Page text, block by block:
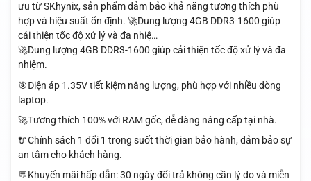
ưu từ SKhynix, sản phẩm đảm bảo khả năng tương thích phù
hợp và hiệu suất ổn định. 🚀Dung lượng 4GB DDR3-1600 giúp
cải thiện tốc độ xử lý và đa nhiệ…
🚀Dung lượng 4GB DDR3-1600 giúp cải thiện tốc độ xử lý và đa
nhiệm.
🎯Điện áp 1.35V tiết kiệm năng lượng, phù hợp với nhiều dòng
laptop.
🚀Tương thích 100% với RAM gốc, dễ dàng nâng cấp tại nhà.
🔌Chính sách 1 đổi 1 trong suốt thời gian bảo hành, đảm bảo sự
an tâm cho khách hàng.
💬Khuyến mãi hấp dẫn: 30 ngày đổi trả không cần lý do và miễn